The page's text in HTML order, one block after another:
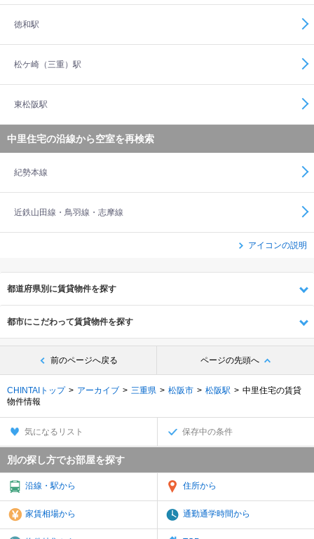
徳和駅
松ケ崎（三重）駅
東松阪駅
中里住宅の沿線から空室を再検索
紀勢本線
近鉄山田線・鳥羽線・志摩線
アイコンの説明
都道府県別に賃貸物件を探す
都市にこだわって賃貸物件を探す
前のページへ戻る ページの先頭へ
CHINTAIトップ アーカイブ 三重県 松阪市 松阪駅
中里住宅の賃貸
物件情報
気になるリスト 保存中の条件
別の探し方でお部屋を探す
沿線・駅から 住所から
家賃相場から 通勤通学時間から